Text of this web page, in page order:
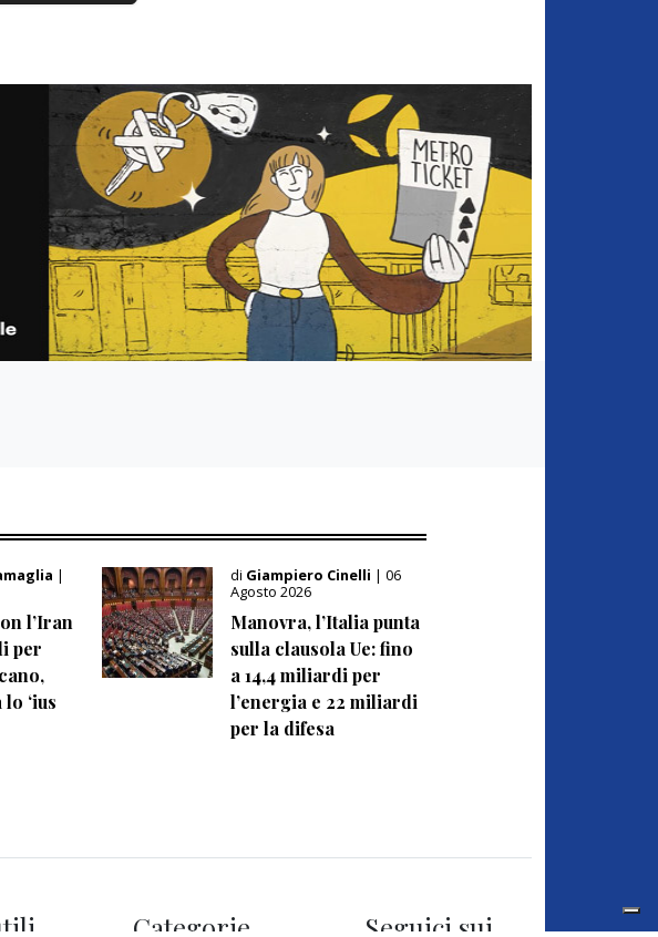
|
l’Iran
per
‘ius
di Giampiero Cinelli | 06
Agosto 2026
Manovra, l’Italia punta
sulla clausola Ue: fino
a 14,4 miliardi per
l’energia e 22 miliardi
per la difesa
Categorie Seguici sui